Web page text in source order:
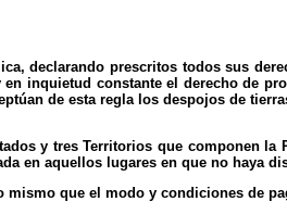
declarando prescritos todos sus
inquietud constante el derecho de
de esta regla los despojos de
y tres Territorios que componen
en aquellos lugares en que no haya
mismo que el modo y condiciones de